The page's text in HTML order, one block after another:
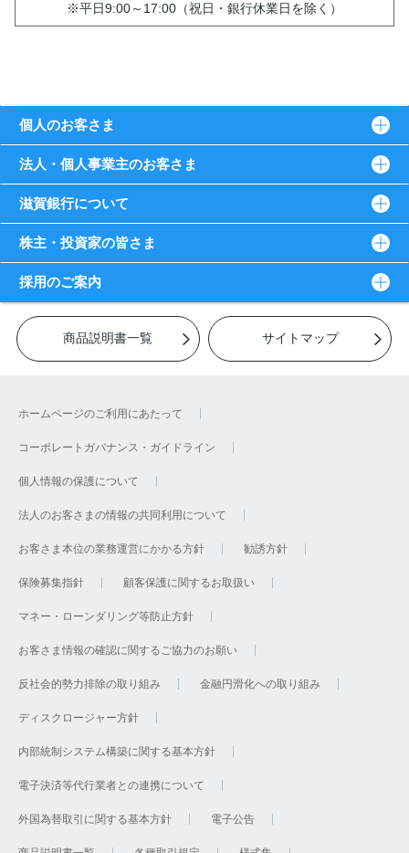
※平日9:00～17:00（祝日・銀行休業日を除く）
個人のお客さま
法人・個人事業主のお客さま
滋賀銀行について
株主・投資家の皆さま
採用のご案内
商品説明書一覧 サイトマップ
ホームページのご利用にあたって
コーポレートガバナンス・ガイドライン
個人情報の保護について
法人のお客さまの情報の共同利用について
お客さま本位の業務運営にかかる方針 勧誘方針
保険募集指針 顧客保護に関するお取扱い
マネー・ローンダリング等防止方針
お客さま情報の確認に関するご協力のお願い
反社会的勢力排除の取り組み 金融円滑化への取り組み
ディスクロージャー方針
内部統制システム構築に関する基本方針
電子決済等代行業者との連携について
外国為替取引に関する基本方針 電子公告